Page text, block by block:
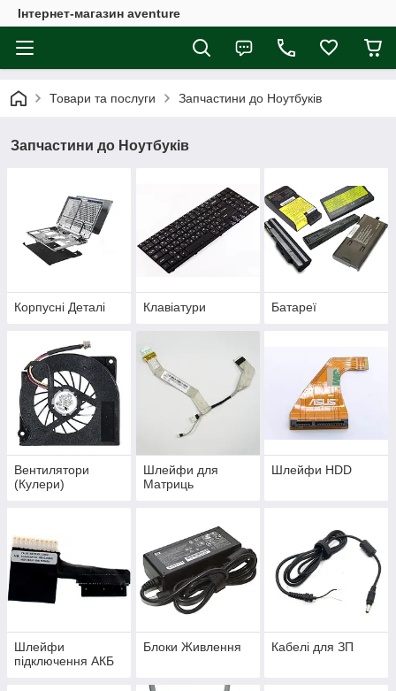
Інтернет-магазин aventure
Товари та послуги Запчастини до Ноутбуків
Запчастини до Ноутбуків
Корпусні Деталі Клавіатури Батареї
Вентилятори
(Кулери)
Шлейфи для
Матриць
Шлейфи HDD
Шлейфи
підключення АКБ
Блоки Живлення Кабелі для ЗП